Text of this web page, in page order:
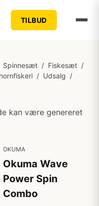
TILBUD
Spinnesæt / Fiskesæt /
/ Udsalg /
kan være genereret
OKUMA
Okuma Wave
Power Spin
Combo